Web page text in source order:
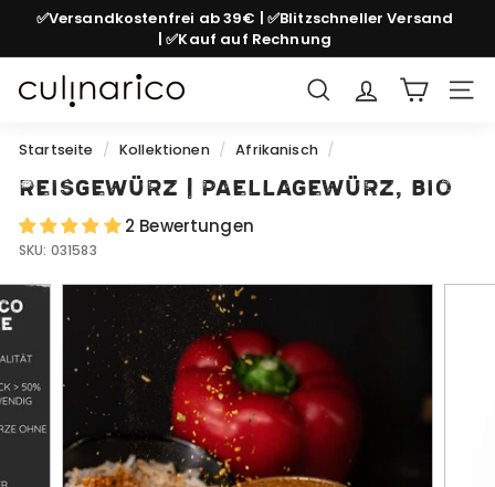
Direkt
Inhalt
Pause
✅Versandkostenfrei ab 39€ | ✅Blitzschneller Versand
| ✅Kauf auf Rechnung
c
l
i
n
a
i
o
Suche
Startseite / Kollektionen / Afrikanisch /
Reisgewürz | Paellagewürz, bio
2 Bewertungen
SKU: 031583